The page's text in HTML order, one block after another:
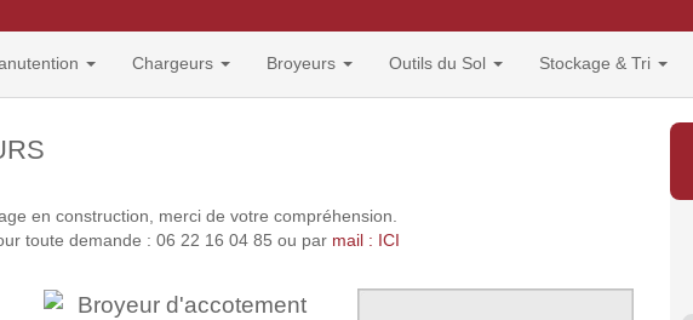
Chargeurs Broyeurs Outils du Sol Stockage & Tri
en construction, merci de votre compréhension.
toute demande : 06 22 16 04 85 ou par mail : ICI